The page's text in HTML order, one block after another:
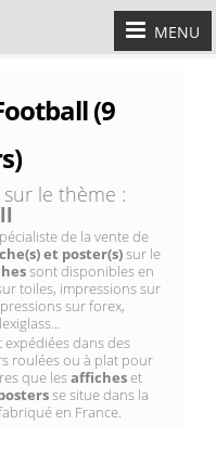
MENU
(9
sur le thème :
de la vente de
et poster(s)sur le
sont disponibles en
toiles, impressions sur
sur forex,
expédiées dans des
roulées ou à plat pour
que lesafficheset
se situe dans la
en France.